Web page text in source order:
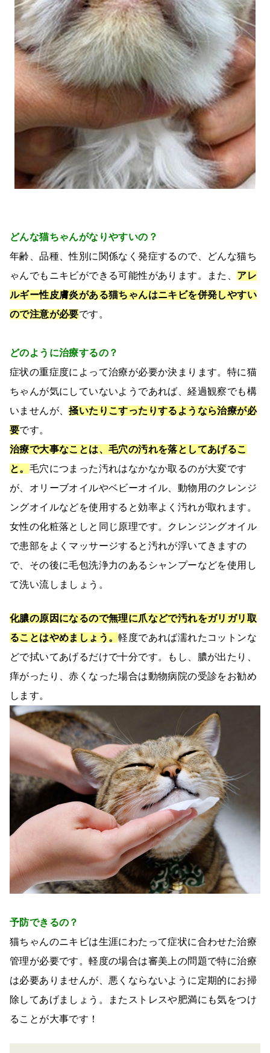
どんな猫ちゃんがなりやすいの？
年齢、品種、性別に関係なく発症するので、どんな猫ち
ゃんでもニキビができる可能性があります。また、 アレ
ルギー性皮膚炎がある猫ちゃんはニキビを併発しやすい
ので注意が必要です。
どのように治療するの？
症状の重症度によって治療が必要か決まります。特に猫
ちゃんが気にしていないようであれば、経過観察でも構
いませんが、掻いたりこすったりするようなら治療が必
要です。
治療で大事なことは、毛穴の汚れを落としてあげるこ
と。 毛穴につまった汚れはなかなか取るのが大変です
が、オリーブオイルやベビーオイル、動物用のクレンジ
ングオイルなどを使用すると効率よく汚れが取れます。
女性の化粧落としと同じ原理です。クレンジングオイル
で患部をよくマッサージすると汚れが浮いてきますの
で、その後に毛包洗浄力のあるシャンプーなどを使用し
て洗い流しましょう。
化膿の原因になるので無理に爪などで汚れをガリガリ取
ることはやめましょう。軽度であれば濡れたコットンな
どで拭いてあげるだけで十分です。もし、膿が出たり、
痒がったり、赤くなった場合は動物病院の受診をお勧め
します。
予防できるの？
猫ちゃんのニキビは生涯にわたって症状に合わせた治療
管理が必要です。軽度の場合は審美上の問題で特に治療
は必要ありませんが、悪くならないように定期的にお掃
除してあげましょう。またストレスや肥満にも気をつけ
ることが大事です！